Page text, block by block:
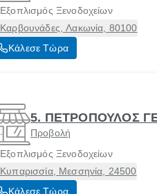
Εξοπλισμός Ξενοδοχείων
Καρβουνάδες, Λακωνία, 80100
Κάλεσε Τώρα
5. ΠΕΤΡΟΠΟΥΛΟΣ
Προβολή
Εξοπλισμός Ξενοδοχείων
Κυπαρισσία, Μεσσηνία, 24500
Κάλεσε Τώρα